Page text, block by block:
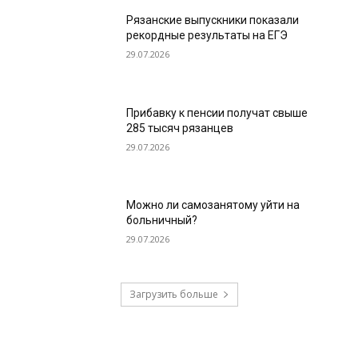
Рязанские выпускники показали
рекордные результаты на ЕГЭ
29.07.2026
Прибавку к пенсии получат свыше
285 тысяч рязанцев
29.07.2026
Можно ли самозанятому уйти на
больничный?
29.07.2026
Загрузить больше